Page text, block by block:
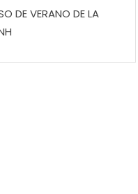
DE VERANO DE LA